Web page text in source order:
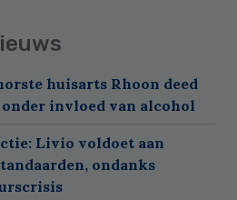
huisarts Rhoon deed
invloed van alcohol
Livio voldoet aan
ondanks